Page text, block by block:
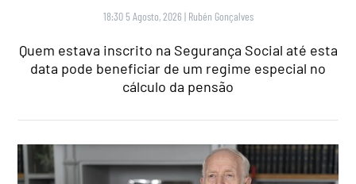
18:30 5 Agosto, 2026 | Rubén Gonçalves
Quem estava inscrito na Segurança Social até esta
data pode beneficiar de um regime especial no
cálculo da pensão